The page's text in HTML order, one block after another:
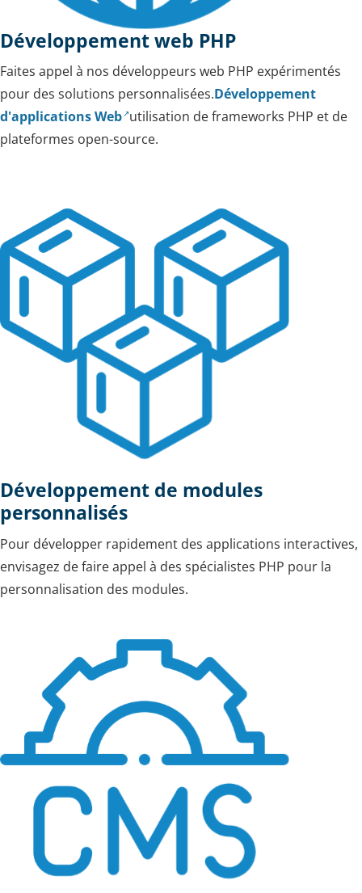
Développement web PHP
Faites appel à nos développeurs web PHP expérimentés
pour des solutions personnalisées.Développement
d'applications Web utilisation de frameworks PHP et de
plateformes open-source.
Développement de modules
personnalisés
Pour développer rapidement des applications interactives,
envisagez de faire appel à des spécialistes PHP pour la
personnalisation des modules.